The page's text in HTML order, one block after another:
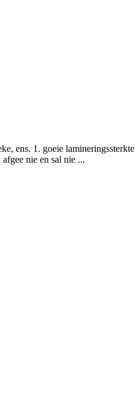
ens. 1. goeie
nie en sal nie ...